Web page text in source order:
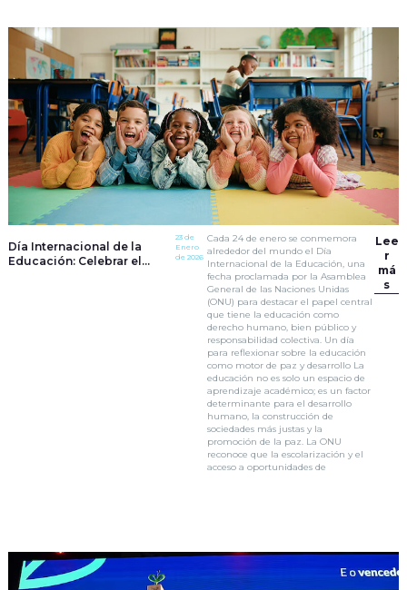
Día Internacional de la
Educación: Celebrar el
23 de
Enero
de 2026
Cada 24 de enero se conmemora
alrededor del mundo el Día
Internacional de la Educación, una
fecha proclamada por la Asamblea
General de las Naciones Unidas
(ONU) para destacar el papel central
que tiene la educación como
derecho humano, bien público y
responsabilidad colectiva. Un día
para reflexionar sobre la educación
como motor de paz y desarrollo La
educación no es solo un espacio de
aprendizaje académico; es un factor
determinante para el desarrollo
humano, la construcción de
sociedades más justas y la
promoción de la paz. La ONU
reconoce que la escolarización y el
acceso a oportunidades de
Lee
r
má
s